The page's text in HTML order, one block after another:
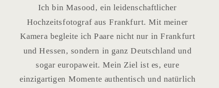
Ich bin Masood, ein leidenschaftlicher
Hochzeitsfotograf aus Frankfurt. Mit meiner
Kamera begleite ich Paare nicht nur in Frankfurt
und Hessen, sondern in ganz Deutschland und
sogar europaweit. Mein Ziel ist es, eure
einzigartigen Momente authentisch und natürlich